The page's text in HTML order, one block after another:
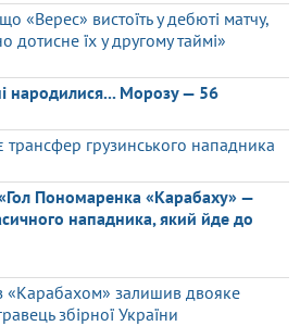
«Верес» вистоїть у дебюті матчу,
їх у другому таймі»
народилися... Морозу — 56
трансфер грузинського нападника
Пономаренка «Карабаху» —
нападника, який йде до
залишив двояке
збірної України